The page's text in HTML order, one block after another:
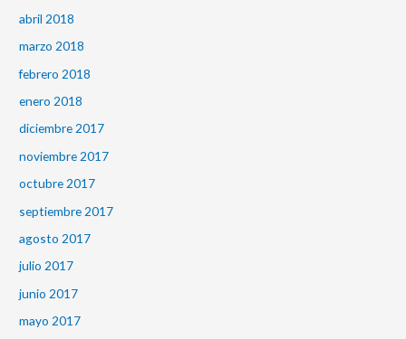
abril 2018
marzo 2018
febrero 2018
enero 2018
diciembre 2017
noviembre 2017
octubre 2017
septiembre 2017
agosto 2017
julio 2017
junio 2017
mayo 2017